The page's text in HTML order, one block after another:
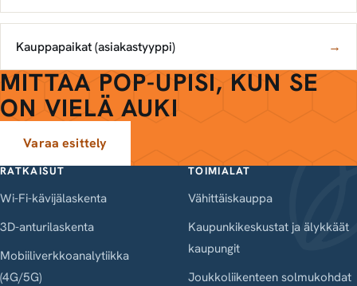
Kauppapaikat (asiakastyyppi) →
MITTAA POP-UPISI, KUN SE
ON VIELÄ AUKI
Varaa esittely
RATKAISUT
Wi-Fi-kävijälaskenta
3D-anturilaskenta
Mobiiliverkkoanalytiikka
(4G/5G)
TOIMIALAT
Vähittäiskauppa
Kaupunkikeskustat ja älykkäät
kaupungit
Joukkoliikenteen solmukohdat